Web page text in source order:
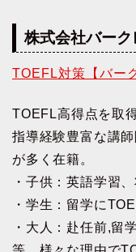
株式会社バー
TOEFL対策【バー
TOEFL高得点を取
指導経験豊富な講
が多く在籍。
・子供：英語学習
・学生：留学に
・大人：赴任前,留